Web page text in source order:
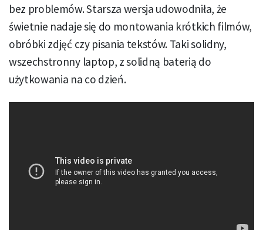
bez problemów. Starsza wersja udowodniła, że
świetnie nadaje się do montowania krótkich filmów,
obróbki zdjęć czy pisania tekstów. Taki solidny,
wszechstronny laptop, z solidną baterią do
użytkowania na co dzień.